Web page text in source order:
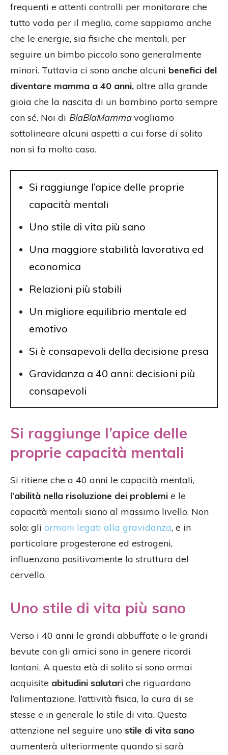
frequenti e attenti controlli per monitorare che
tutto vada per il meglio, come sappiamo anche
che le energie, sia fisiche che mentali, per
seguire un bimbo piccolo sono generalmente
minori. Tuttavia ci sono anche alcuni benefici del
diventare mamma a 40 anni, oltre alla grande
gioia che la nascita di un bambino porta sempre
con sé. Noi di BlaBlaMammavogliamo
sottolineare alcuni aspetti a cui forse di solito
non si fa molto caso.
Si raggiunge l’apice delle proprie
capacità mentali
Uno stile di vita più sano
Una maggiore stabilità lavorativa ed
economica
Relazioni più stabili
Un migliore equilibrio mentale ed
emotivo
Si è consapevoli della decisione presa
Gravidanza a 40 anni: decisioni più
consapevoli
Si raggiunge l’apice delle
proprie capacità mentali
Si ritiene che a 40 anni le capacità mentali,
l’abilità nella risoluzione dei problemi e le
capacità mentali siano al massimo livello. Non
solo: gli ormoni legati alla gravidanza, e in
particolare progesterone ed estrogeni,
influenzano positivamente la struttura del
cervello.
Uno stile di vita più sano
Verso i 40 anni le grandi abbuffate o le grandi
bevute con gli amici sono in genere ricordi
lontani. A questa età di solito si sono ormai
acquisite abitudini salutari che riguardano
l’alimentazione, l’attività fisica, la cura di se
stesse e in generale lo stile di vita. Questa
attenzione nel seguire uno stile di vita sano
aumenterà ulteriormente quando si sarà